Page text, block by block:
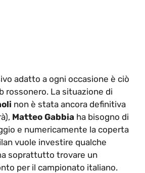
adatto a ogni occasione è ciò
rossonero. La situazione di
non è stata ancora definitiva
Matteo Gabbia ha bisogno di
e numericamente la coperta
vuole investire qualche
soprattutto trovare un
per il campionato italiano.